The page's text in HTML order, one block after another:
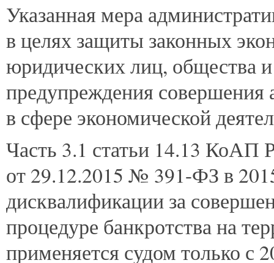
Указанная мера
в целях защиты законных
юридических лиц, общества и
предупреждения
в сфере экономической
Часть 3.1 статьи 14.13
от 29.12.2015 № 391-ФЗ в
дисквалификации за
процедуре банкротства на
применяется судом только с